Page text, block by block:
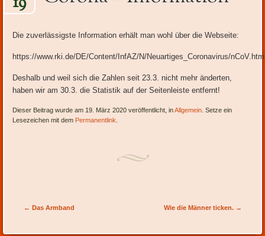
Inhalt
Die zuverlässigste Information erhält man wohl über die Webseite:
https://www.rki.de/DE/Content/InfAZ/N/Neuartiges_Coronavirus/
Deshalb und weil sich die Zahlen seit 23.3. nicht mehr änderten,
haben wir am 30.3. die Statistik auf der Seitenleiste entfernt!
Dieser Beitrag wurde am 19. März 2020 veröffentlicht, inAllgemein . Setze ein
Lesezeichen mit dem Permanentlink
Artikel-Navigation
← Das Armband Wie die Männer ticken. →